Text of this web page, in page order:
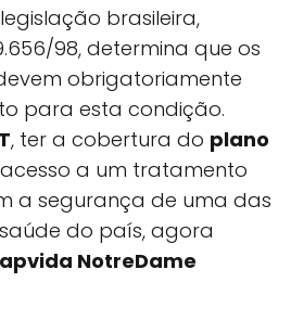
legislação brasileira,
98, determina que os
obrigatoriamente
para esta condição.
, ter a cobertura do plano
a um tratamento
a segurança de uma das
do país, agora
NotreDame